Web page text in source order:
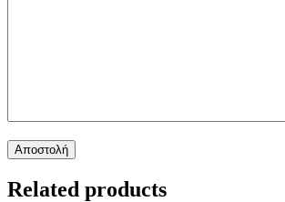
Related products